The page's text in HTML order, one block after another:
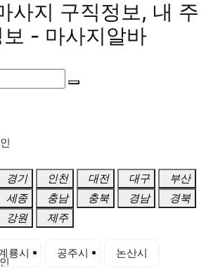
사지 구직정보, 내 주
- 마사지알바
경기 인천 대전 대구
부산
세종 충남 충북 경남
경북
강원 제주
룡시 공주시 논산시